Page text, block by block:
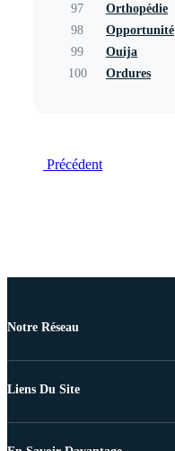
97
Orthopédie
98
Opportunité
99
Ouija
100
Ordures
Précédent
Notre Réseau
Liens Du Site